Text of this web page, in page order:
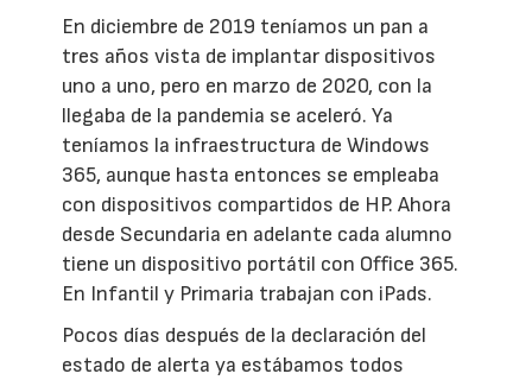
En diciembre de 2019 teníamos un pan a
tres años vista de implantar dispositivos
uno a uno, pero en marzo de 2020, con la
llegaba de la pandemia se aceleró. Ya
teníamos la infraestructura de Windows
365, aunque hasta entonces se empleaba
con dispositivos compartidos de HP. Ahora
desde Secundaria en adelante cada alumno
tiene un dispositivo portátil con Office 365.
En Infantil y Primaria trabajan con iPads.
Pocos días después de la declaración del
estado de alerta ya estábamos todos